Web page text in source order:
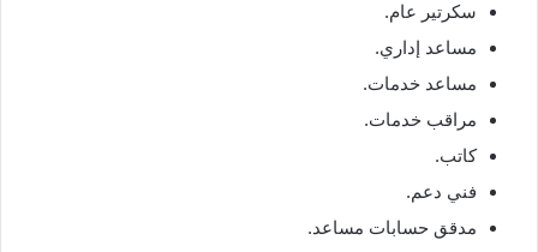
سكرتير عام.
مساعد إداري.
مساعد خدمات.
مراقب خدمات.
كاتب.
فني دعم.
مدقق حسابات مساعد.